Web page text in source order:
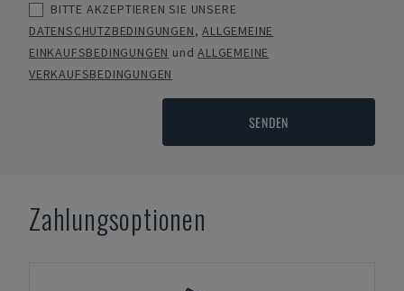
BITTE AKZEPTIEREN SIE UNSERE
DATENSCHUTZBEDINGUNGEN,ALLGEMEINE
EINKAUFSBEDINGUNGEN undALLGEMEINE
VERKAUFSBEDINGUNGEN
SENDEN
Zahlungsoptionen